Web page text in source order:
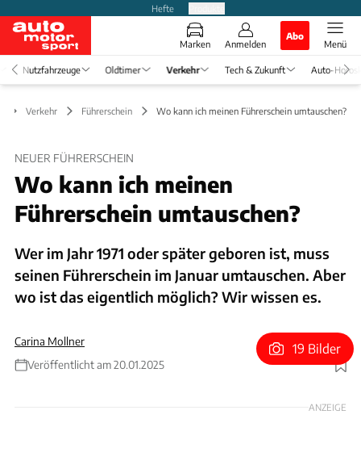
Hefte
Marken Anmelden
Abo
Menü
Nutzfahrzeuge Oldtimer Verkehr Tech & Zukunft Auto-
Verkehr Führerschein Wo kann ich meinen Führerschein umtauschen?
NEUER FÜHRERSCHEIN
Wo kann ich meinen
Führerschein umtauschen?
Wer im Jahr 1971 oder später geboren ist, muss
seinen Führerschein im Januar umtauschen. Aber
wo ist das eigentlich möglich? Wir wissen es.
Carina Mollner
Veröffentlicht am 20.01.2025
Foto: Anastasija Vujic via Getty Images
19 Bilder
ANZEIGE